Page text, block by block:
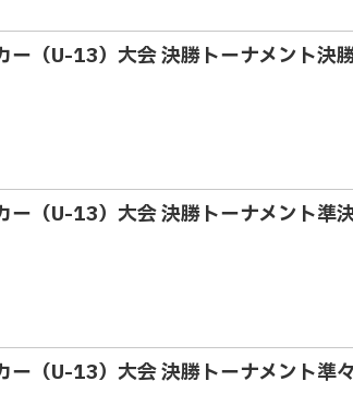
（U-13）大会 決勝トーナメント決
（U-13）大会 決勝トーナメント準
（U-13）大会 決勝トーナメント準